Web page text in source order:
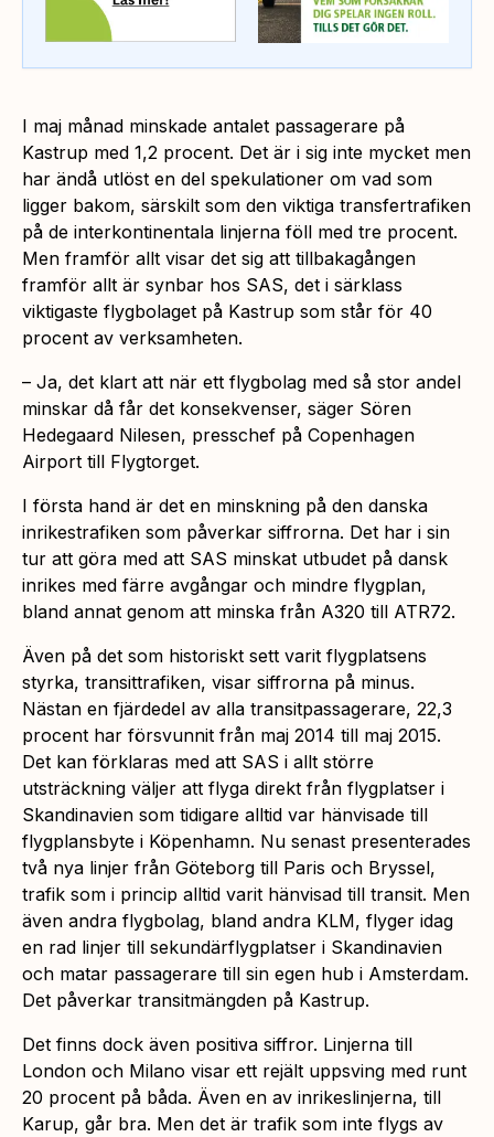
I maj månad minskade antalet passagerare på
Kastrup med 1,2 procent. Det är i sig inte mycket men
har ändå utlöst en del spekulationer om vad som
ligger bakom, särskilt som den viktiga transfertrafiken
på de interkontinentala linjerna föll med tre procent.
Men framför allt visar det sig att tillbakagången
framför allt är synbar hos SAS, det i särklass
viktigaste flygbolaget på Kastrup som står för 40
procent av verksamheten.
– Ja, det klart att när ett flygbolag med så stor andel
minskar då får det konsekvenser, säger Sören
Hedegaard Nilesen, presschef på Copenhagen
Airport till Flygtorget.
I första hand är det en minskning på den danska
inrikestrafiken som påverkar siffrorna. Det har i sin
tur att göra med att SAS minskat utbudet på dansk
inrikes med färre avgångar och mindre flygplan,
bland annat genom att minska från A320 till ATR72.
Även på det som historiskt sett varit flygplatsens
styrka, transittrafiken, visar siffrorna på minus.
Nästan en fjärdedel av alla transitpassagerare, 22,3
procent har försvunnit från maj 2014 till maj 2015.
Det kan förklaras med att SAS i allt större
utsträckning väljer att flyga direkt från flygplatser i
Skandinavien som tidigare alltid var hänvisade till
flygplansbyte i Köpenhamn. Nu senast presenterades
två nya linjer från Göteborg till Paris och Bryssel,
trafik som i princip alltid varit hänvisad till transit. Men
även andra flygbolag, bland andra KLM, flyger idag
en rad linjer till sekundärflygplatser i Skandinavien
och matar passagerare till sin egen hub i Amsterdam.
Det påverkar transitmängden på Kastrup.
Det finns dock även positiva siffror. Linjerna till
London och Milano visar ett rejält uppsving med runt
20 procent på båda. Även en av inrikeslinjerna, till
Karup, går bra. Men det är trafik som inte flygs av